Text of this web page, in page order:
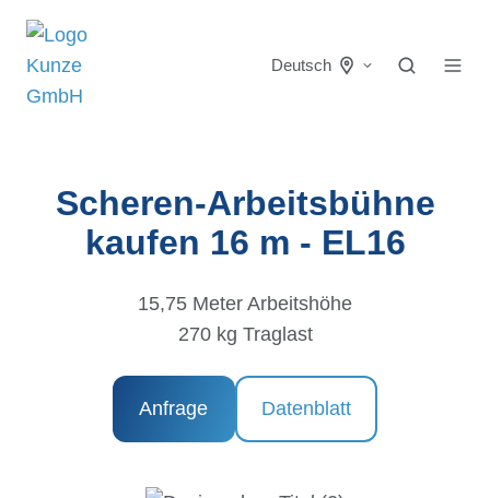
Deutsch
Scheren-Arbeitsbühne
kaufen 16 m - EL16
15,75 Meter Arbeitshöhe
270 kg Traglast
Anfrage Datenblatt